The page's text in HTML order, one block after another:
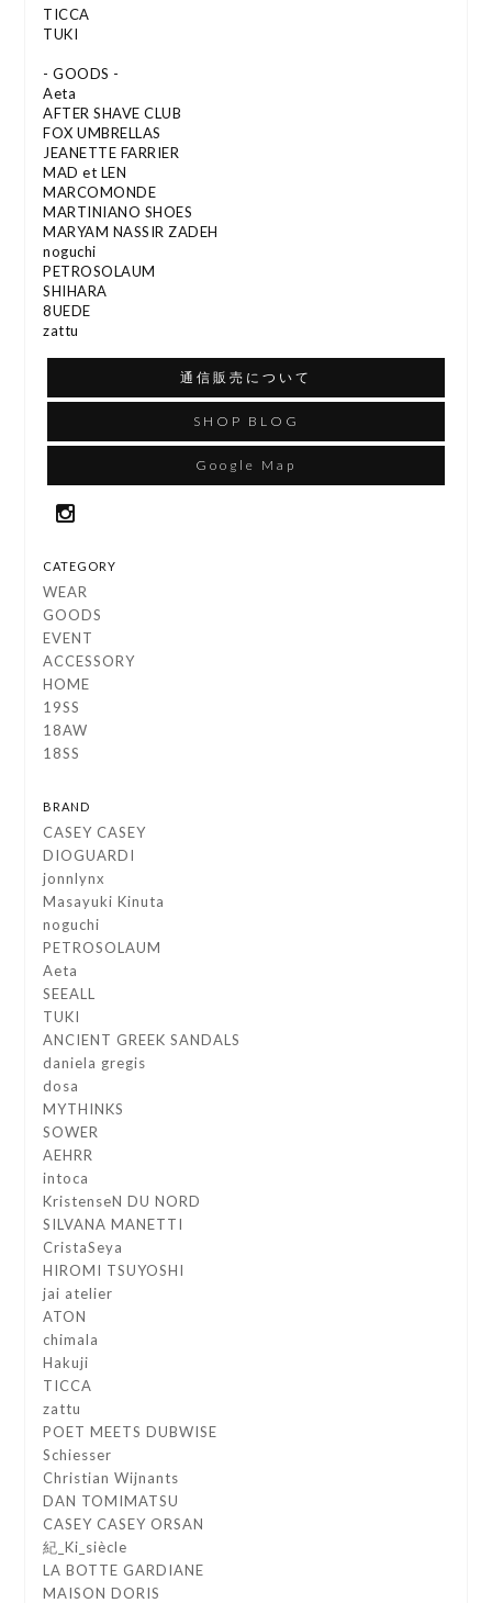
TICCA
TUKI
- GOODS -
Aeta
AFTER SHAVE CLUB
FOX UMBRELLAS
JEANETTE FARRIER
MAD et LEN
MARCOMONDE
MARTINIANO SHOES
MARYAM NASSIR ZADEH
noguchi
PETROSOLAUM
SHIHARA
8UEDE
zattu
通信販売について
SHOP BLOG
Google Map
CATEGORY
WEAR
GOODS
EVENT
ACCESSORY
HOME
19SS
18AW
18SS
BRAND
CASEY CASEY
DIOGUARDI
jonnlynx
Masayuki Kinuta
noguchi
PETROSOLAUM
Aeta
SEEALL
TUKI
ANCIENT GREEK SANDALS
daniela gregis
dosa
MYTHINKS
SOWER
AEHRR
intoca
KristenseN DU NORD
SILVANA MANETTI
CristaSeya
HIROMI TSUYOSHI
jai atelier
ATON
chimala
Hakuji
TICCA
zattu
POET MEETS DUBWISE
Schiesser
Christian Wijnants
DAN TOMIMATSU
CASEY CASEY ORSAN
紀_Ki_siècle
LA BOTTE GARDIANE
MAISON DORIS